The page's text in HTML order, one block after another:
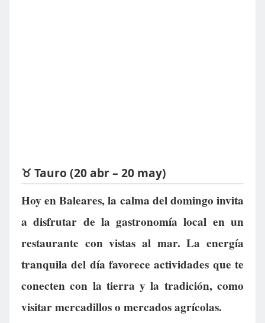
♉ Tauro (20 abr – 20 may)
Hoy en Baleares, la calma del domingo invita
a disfrutar de la gastronomía local en un
restaurante con vistas al mar. La energía
tranquila del día favorece actividades que te
conecten con la tierra y la tradición, como
visitar mercadillos o mercados agrícolas.